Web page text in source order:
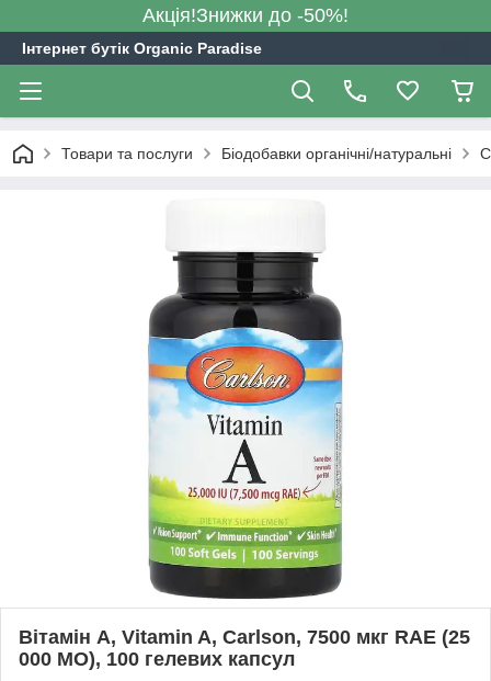
Акція!Знижки до -50%!
Інтернет бутік Organic Paradise
Товари та послуги Біодобавки органічні/натуральні
Вітамін А, Vitamin A, Carlson, 7500 мкг RAE (25
000 МО), 100 гелевих капсул